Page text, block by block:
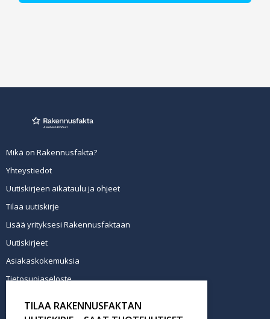
Mikä on Rakennusfakta?
Yhteystiedot
Uutiskirjeen aikataulu ja ohjeet
Tilaa uutiskirje
Lisää yrityksesi Rakennusfaktaan
Uutiskirjeet
Asiakaskokemuksia
Tietosuojaseloste
Tilaa uutiskirje
TILAA RAKENNUSFAKTAN